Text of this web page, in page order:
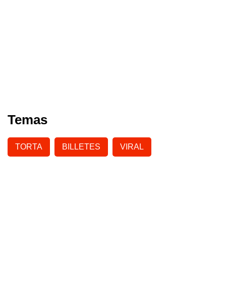
Temas
TORTA BILLETES VIRAL